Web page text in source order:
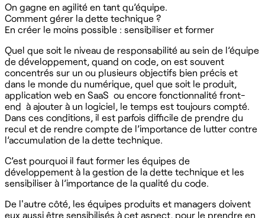
On gagne en agilité en tant qu’équipe.
Comment gérer la dette technique ?
En créer le moins possible : sensibiliser et former
Quel que soit le niveau de responsabilité au sein de l’équipe
de développement, quand on code, on est souvent
concentrés sur un ou plusieurs objectifs bien précis et
dans le monde du numérique, quel que soit le produit,
application web en SaaS ou encore fonctionnalité front-
end à ajouter à un logiciel, le temps est toujours compté.
Dans ces conditions, il est parfois difficile de prendre du
recul et de rendre compte de l’importance de lutter contre
l’accumulation de la dette technique.
C’est pourquoi il faut former les équipes de
développement à la gestion de la dette technique et les
sensibiliser à l’importance de la qualité du code.
De l'autre côté, les équipes produits et managers doivent
eux aussi être sensibilisés à cet aspect, pour le prendre en